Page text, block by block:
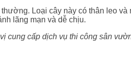
Loại cây này có thân leo
lãng mạn và dễ chịu.
cung cấp dịch vụ thi công sân